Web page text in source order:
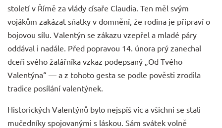
století v Římě za vlády císaře Claudia. Ten měl svým
vojákům zakázat sňatky v domnění, že rodina je připraví o
bojovou sílu. Valentýn se zákazu vzepřel a mladé páry
oddával i nadále. Před popravou 14. února prý zanechal
dceři svého žalářníka vzkaz podepsaný „Od Tvého
Valentýna“ — a z tohoto gesta se podle pověsti zrodila
tradice posílání valentýnek.
Historických Valentýnů bylo nejspíš víc a všichni se stali
mučedníky spojovanými s láskou. Sám svátek volně